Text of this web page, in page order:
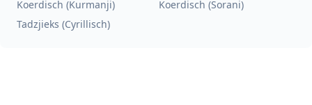
Koerdisch (Kurmanji)
Koerdisch (Sorani)
Tadzjieks (Cyrillisch)